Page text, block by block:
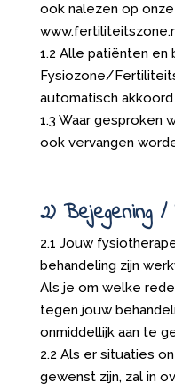
ook nalezen op
1.2 Alle patiënten en
Fysiozone/
automatisch
1.3 Waar gesproken
ook vervangen
2) Bejegening /
2.1 Jouw
behandeling zijn
Als je om welke
tegen jouw
onmiddellijk aan te
2.2 Als er situaties
gewenst zijn, zal in